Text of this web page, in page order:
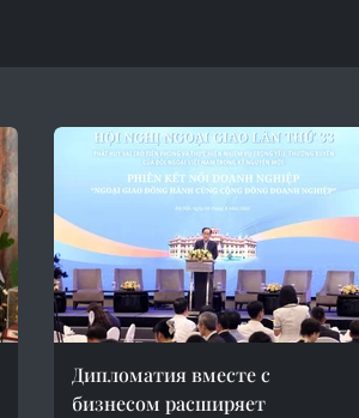
Дипломатия вместе с
бизнесом расширяет